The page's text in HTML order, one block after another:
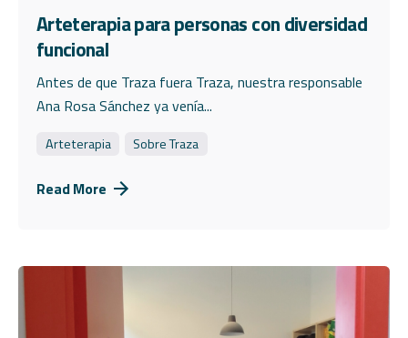
Arteterapia para personas con diversidad
funcional
Antes de que Traza fuera Traza, nuestra responsable
Ana Rosa Sánchez ya venía...
Arteterapia Sobre Traza
Read More